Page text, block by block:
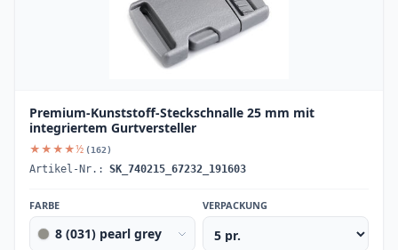
Premium-Kunststoff-Steckschnalle 25 mm mit
integriertem Gurtversteller
★★★★½ (162)
Artikel-Nr.: SK_740215_67232_191603
FARBE
8 (031) pearl grey
VERPACKUNG